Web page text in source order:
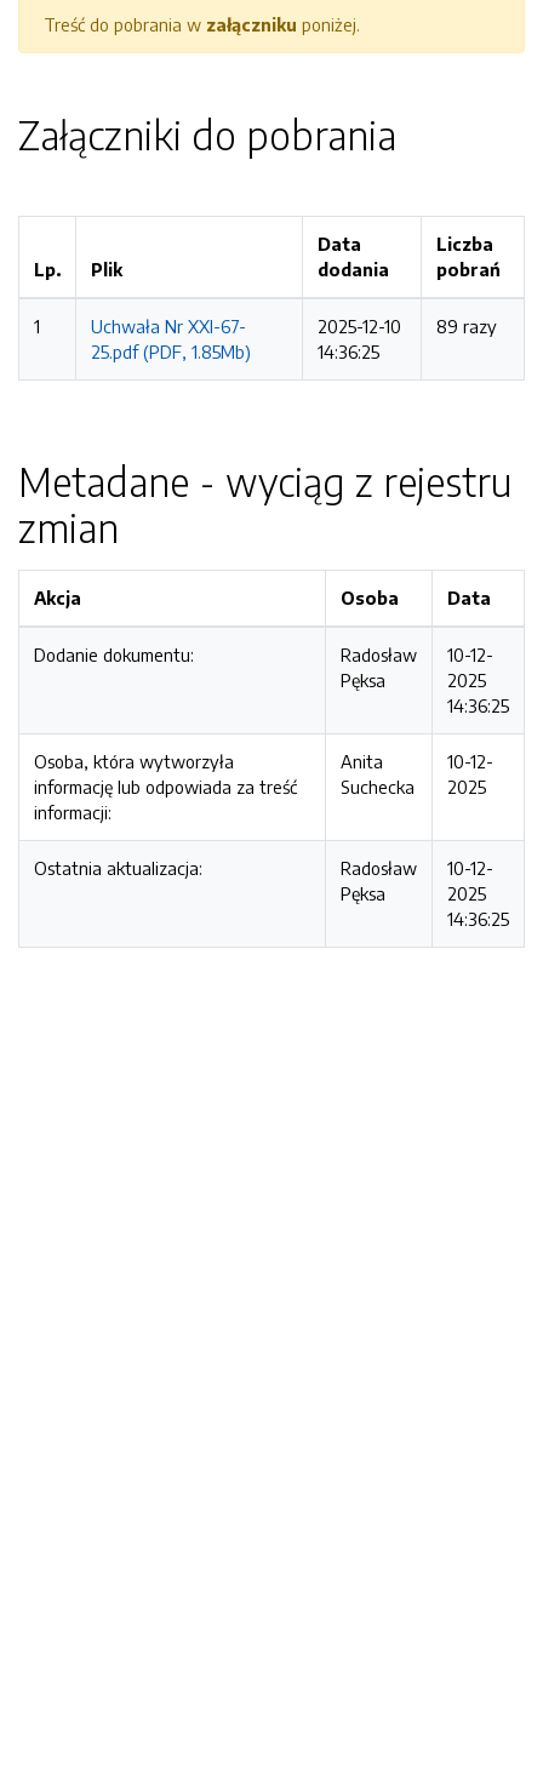
Treść do pobrania w załączniku poniżej.
Załączniki do pobrania
Lp. Plik
Data
dodania
Liczba
pobrań
1
Uchwała Nr XXI-67-
25.pdf (PDF, 1.85Mb)
2025-12-10
14:36:25
89 razy
Metadane - wyciąg z rejestru
zmian
Akcja Osoba Data
Dodanie dokumentu:
Radosław
Pęksa
10-12-
2025
14:36:25
Osoba, która wytworzyła
informację lub odpowiada za treść
informacji:
Anita
Suchecka
10-12-
2025
Ostatnia aktualizacja:
Radosław
Pęksa
10-12-
2025
14:36:25